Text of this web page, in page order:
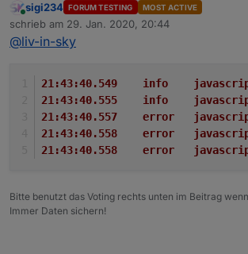
die daten kommen von hier:
https://forum.iobroker.net/topic/
openligadb-v0-0-x
wie versprochen - hier mal eine
bitte datenpunkte
openliga-instanz, dpVIS ist
datenpunkt anzulegen und im
anzugleichen
für jede liga, muss ein script
eingeben
automatisches triggern der
tabelle
Online
sigi234 FORUM TESTING MOST ACTIVE
schrieb am 29. Jan. 2020, 20:44
zuletzt editiert von
@liv-in-sky
Bitte benutzt das Voting rechts unten im Beitrag
Immer Daten sichern!